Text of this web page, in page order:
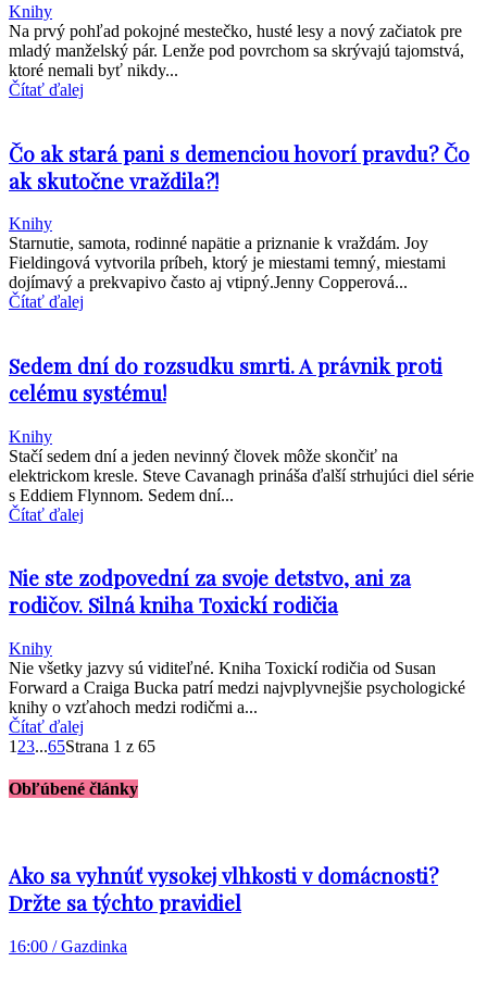
Knihy
Na prvý pohľad pokojné mestečko, husté lesy a nový začiatok pre
mladý manželský pár. Lenže pod povrchom sa skrývajú tajomstvá,
ktoré nemali byť nikdy...
Čítať ďalej
Čo ak stará pani s demenciou hovorí pravdu? Čo
ak skutočne vraždila?!
Knihy
Starnutie, samota, rodinné napätie a priznanie k vraždám. Joy
Fieldingová vytvorila príbeh, ktorý je miestami temný, miestami
dojímavý a prekvapivo často aj vtipný.Jenny Copperová...
Čítať ďalej
Sedem dní do rozsudku smrti. A právnik proti
celému systému!
Knihy
Stačí sedem dní a jeden nevinný človek môže skončiť na
elektrickom kresle. Steve Cavanagh prináša ďalší strhujúci diel série
s Eddiem Flynnom. Sedem dní...
Čítať ďalej
Nie ste zodpovední za svoje detstvo, ani za
rodičov. Silná kniha Toxickí rodičia
Knihy
Nie všetky jazvy sú viditeľné. Kniha Toxickí rodičia od Susan
Forward a Craiga Bucka patrí medzi najvplyvnejšie psychologické
knihy o vzťahoch medzi rodičmi a...
Čítať ďalej
1 23...65Strana 1 z 65
Obľúbené články
Ako sa vyhnúť vysokej vlhkosti v domácnosti?
Držte sa týchto pravidiel
16:00 / Gazdinka